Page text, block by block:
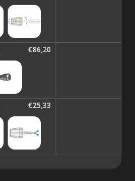
€86,20
€25,33